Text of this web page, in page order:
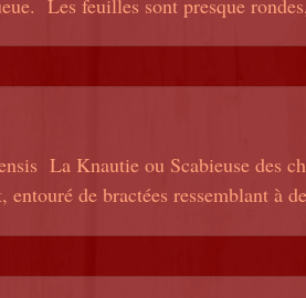
La Knautie ou Scabieuse des
de bractées ressemblant à